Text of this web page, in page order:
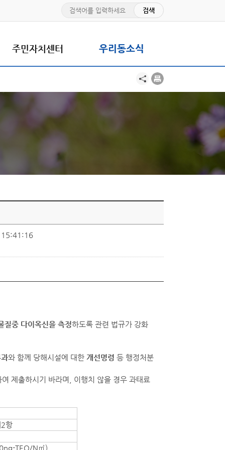
주민자치센터 우리동소식
15:41:16
질중 다이옥신을 측정하도록 관련 법규가 강화
와 함께 당해시설에 대한 개선명령 등 행정처분
제출하시기 바라며, 이행치 않을 경우 과태료
항
TEQ/N㎥)